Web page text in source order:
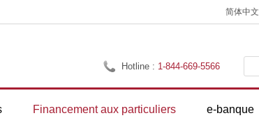
简体中文
Hotline : 1-844-669-5566
Financement aux particuliers e-banque